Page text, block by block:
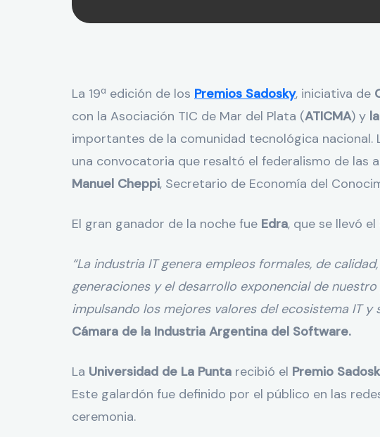
La 19ª edición de los Premios Sadosky, iniciativa de
con la Asociación TIC de Mar del Plata (ATICMA) y
importantes de la comunidad tecnológica nacional.
una convocatoria que resaltó el federalismo de las
Manuel Cheppi, Secretario de Economía del
El gran ganador de la noche fue Edra, que se llevó el
“La industria IT genera empleos formales, de
generaciones y el desarrollo exponencial de
impulsando los mejores valores del ecosistema IT
Cámara de la Industria Argentina del Software.
La Universidad de La Punta recibió el Premio
Este galardón fue definido por el público en las
ceremonia.